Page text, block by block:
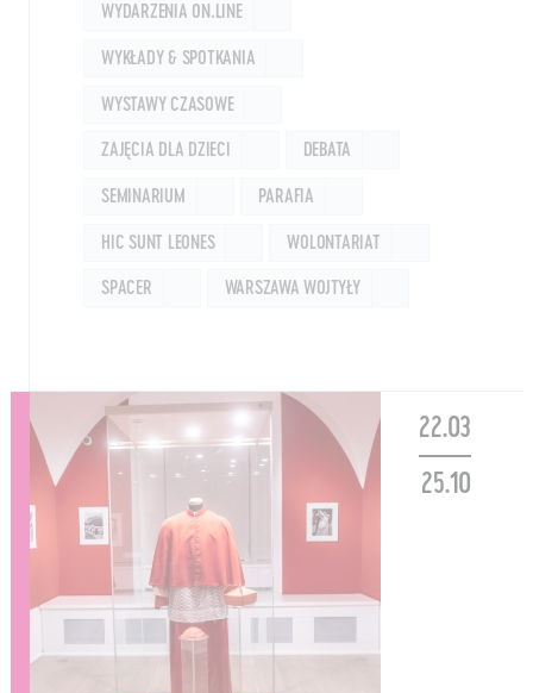
WYDARZENIA ON.LINE
WYKŁADY & SPOTKANIA
WYSTAWY CZASOWE
ZAJĘCIA DLA DZIECI DEBATA
SEMINARIUM PARAFIA
HIC SUNT LEONES WOLONTARIAT
SPACER WARSZAWA WOJTYŁY
22.03
25.10